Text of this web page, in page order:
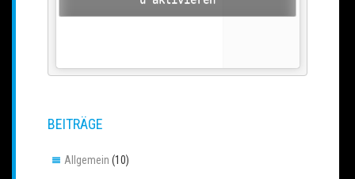
BEITRÄGE
Allgemein (10)